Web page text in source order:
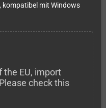
kompatibel mit Windows
the EU, import
check this